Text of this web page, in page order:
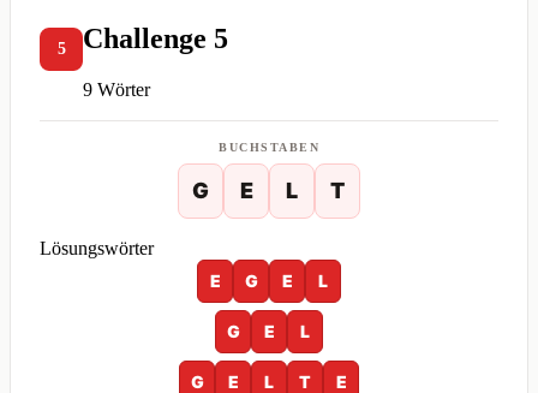
5 Challenge 5
9 Wörter
BUCHSTABEN
G E L T
Lösungswörter
E
G E L
G E L
G E L T E